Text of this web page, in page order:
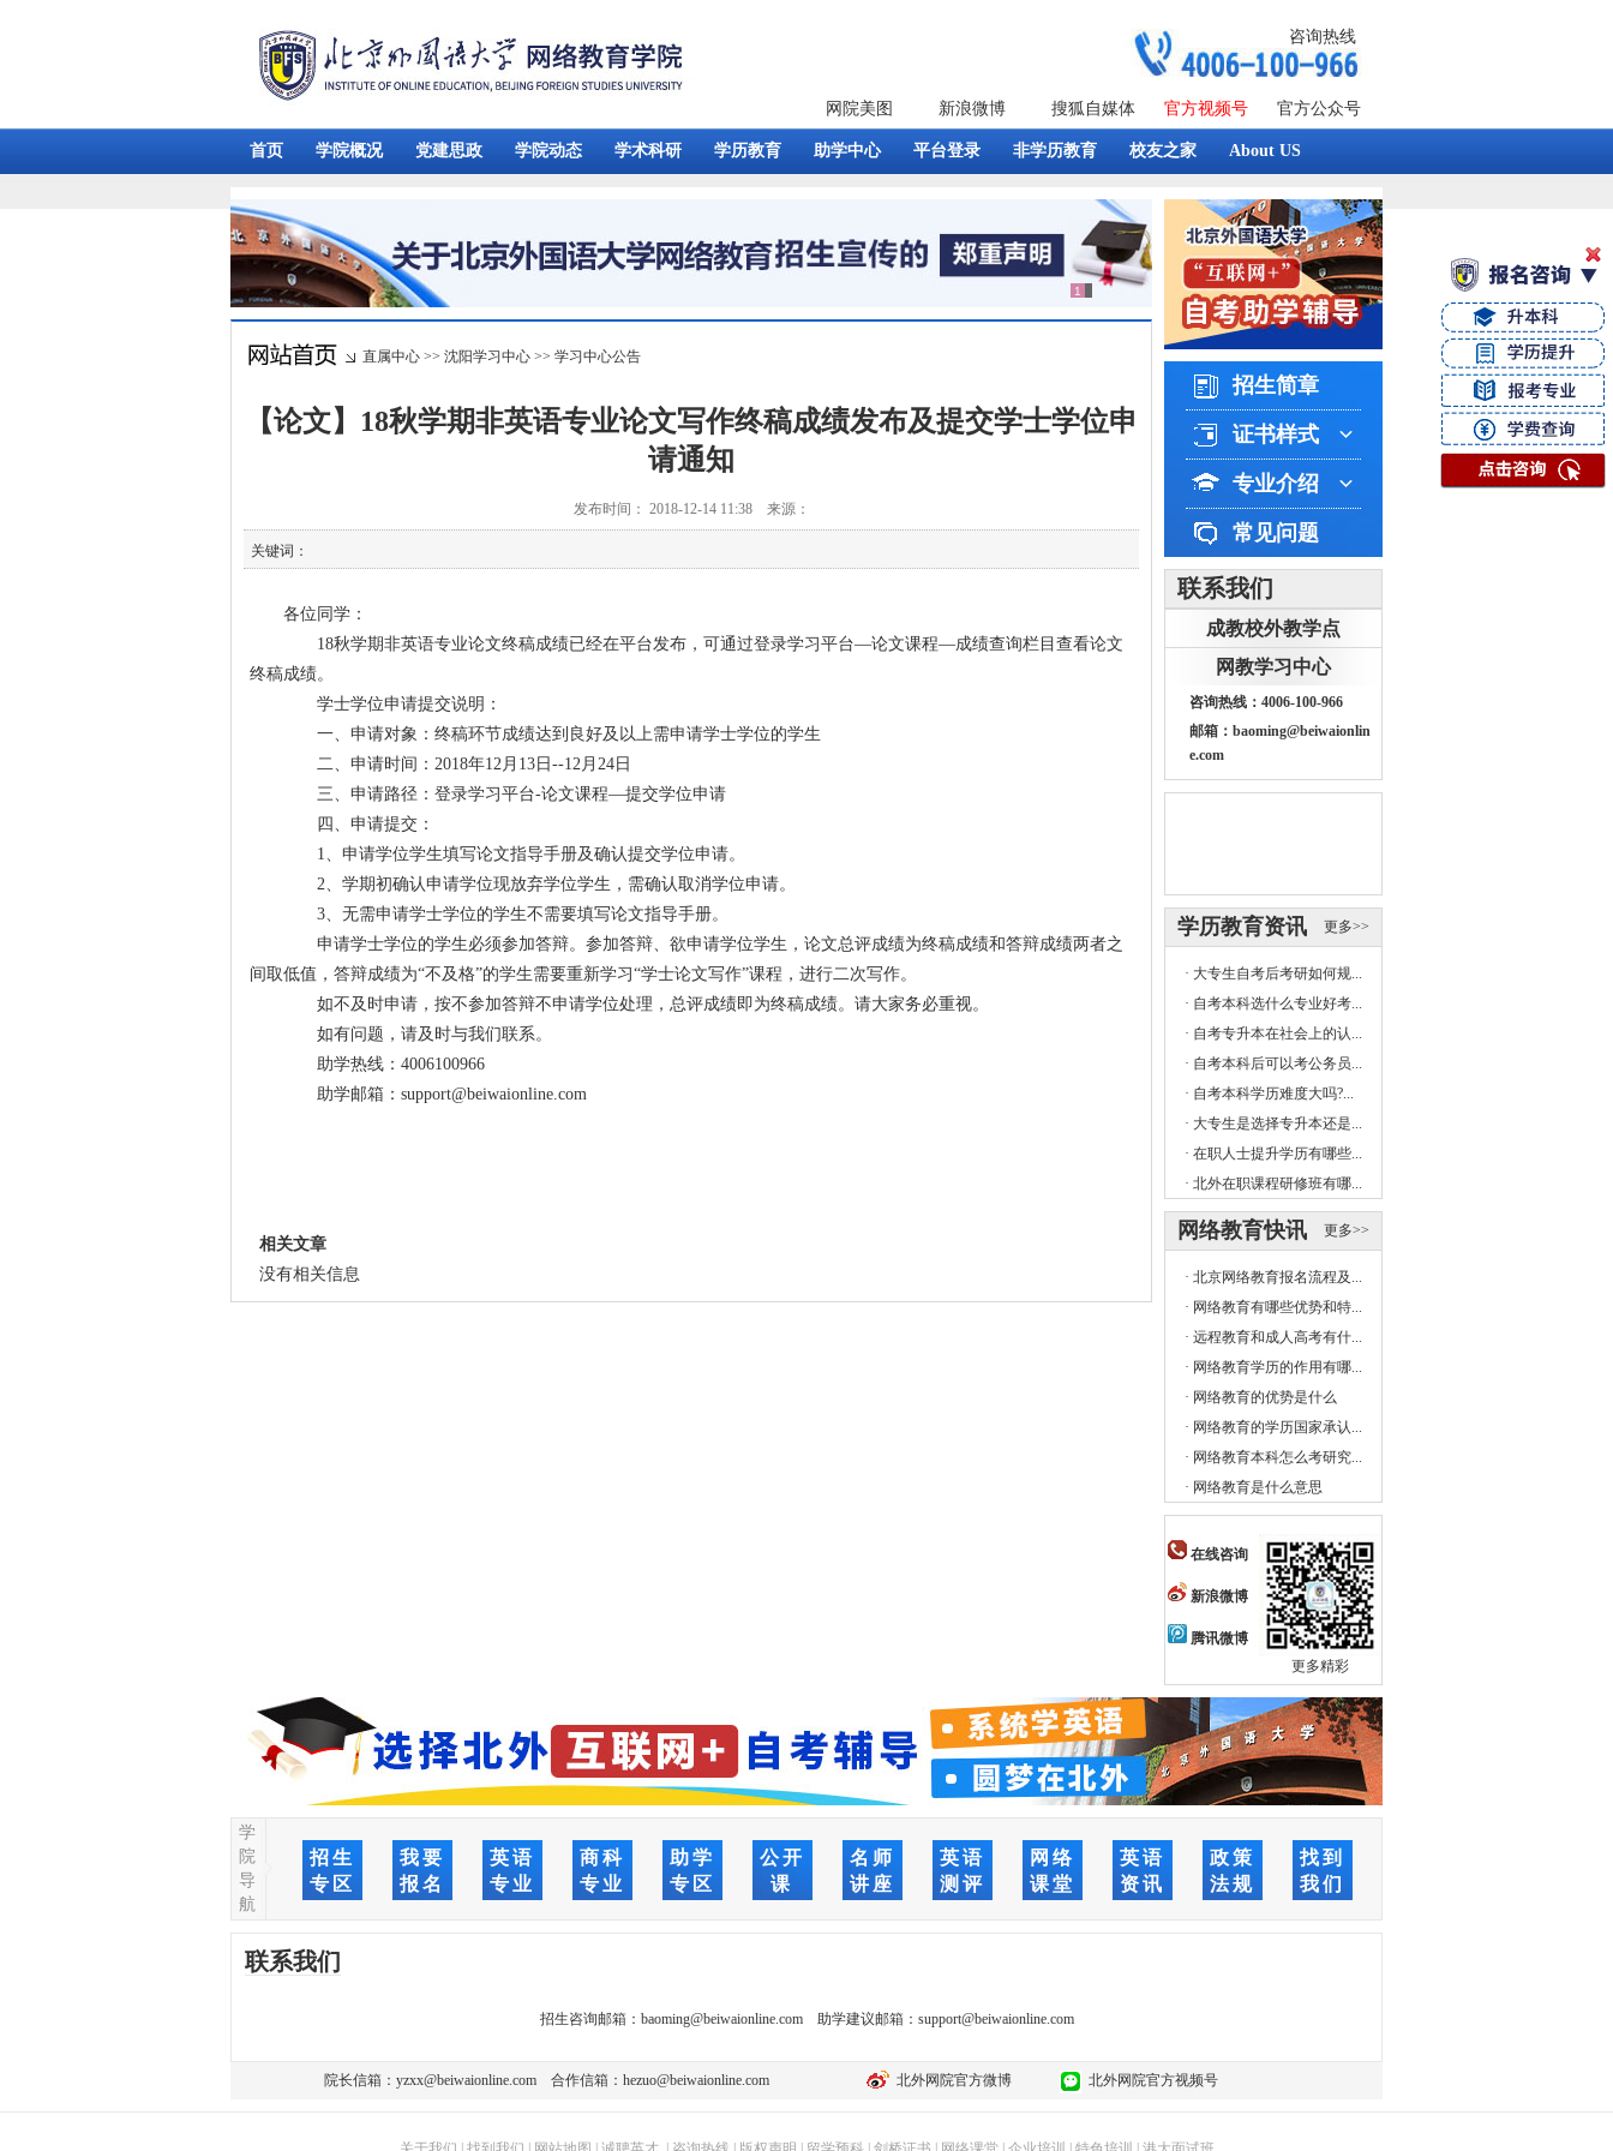
咨询热线
网院美图 新浪微博 搜狐自媒体 官方视频号 官方公众号
首页 学院概况 党建思政 学院动态 学术科研 学历教育 助学中心 平台登录 非学历教育 校友之家 About US
直属中心 >> 沈阳学习中心 >> 学习中心公告
【论文】18秋学期非英语专业论文写作终稿成绩发布及提交学士学位申
请通知
发布时间： 2018-12-14 11:38 来源：
关键词：
各位同学：
18秋学期非英语专业论文终稿成绩已经在平台发布，可通过登录学习平台—论文课程—成绩查询栏目查看论文
终稿成绩。
学士学位申请提交说明：
一、申请对象：终稿环节成绩达到良好及以上需申请学士学位的学生
二、申请时间：2018年12月13日--12月24日
三、申请路径：登录学习平台-论文课程—提交学位申请
四、申请提交：
1、申请学位学生填写论文指导手册及确认提交学位申请。
2、学期初确认申请学位现放弃学位学生，需确认取消学位申请。
3、无需申请学士学位的学生不需要填写论文指导手册。
申请学士学位的学生必须参加答辩。参加答辩、欲申请学位学生，论文总评成绩为终稿成绩和答辩成绩两者之
间取低值，答辩成绩为“不及格”的学生需要重新学习“学士论文写作”课程，进行二次写作。
如不及时申请，按不参加答辩不申请学位处理，总评成绩即为终稿成绩。请大家务必重视。
如有问题，请及时与我们联系。
助学热线：4006100966
助学邮箱：support@beiwaionline.com
相关文章
没有相关信息
招生简章
证书样式
专业介绍
常见问题
联系我们
成教校外教学点
网教学习中心
咨询热线：4006-100-966
邮箱：baoming@beiwaionlin
e.com
更多>>
学历教育资讯
· 大专生自考后考研如何规...
· 自考本科选什么专业好考...
· 自考专升本在社会上的认...
· 自考本科后可以考公务员...
· 自考本科学历难度大吗?...
· 大专生是选择专升本还是...
· 在职人士提升学历有哪些...
· 北外在职课程研修班有哪...
更多>>
网络教育快讯
· 北京网络教育报名流程及...
· 网络教育有哪些优势和特...
· 远程教育和成人高考有什...
· 网络教育学历的作用有哪...
· 网络教育的优势是什么
· 网络教育的学历国家承认...
· 网络教育本科怎么考研究...
· 网络教育是什么意思
在线咨询
新浪微博
腾讯微博
更多精彩
学
院
导
航
招生
专区
我要
报名
英语
专业
商科
专业
助学
专区
公开
课
名师
讲座
英语
测评
网络
课堂
英语
资讯
政策
法规
找到
我们
联系我们
招生咨询邮箱： baoming@beiwaionline.com助学建议邮箱： support@beiwaionline.com
院长信箱： yzxx@beiwaionline.com 合作信箱： hezuo@beiwaionline.com 北外网院官方微博 北外网院官方视频号